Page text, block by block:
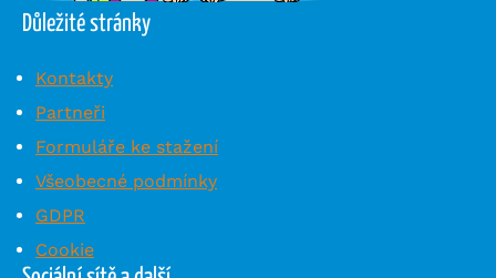
Důležité stránky
Kontakty
Partneři
Formuláře ke stažení
Všeobecné podmínky
GDPR
Cookie